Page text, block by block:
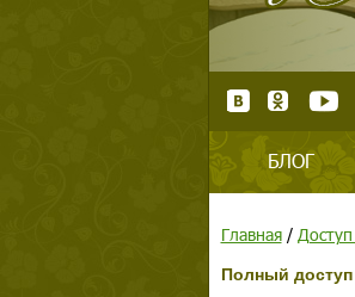
БЛОГ
Главная/
Полный доступ